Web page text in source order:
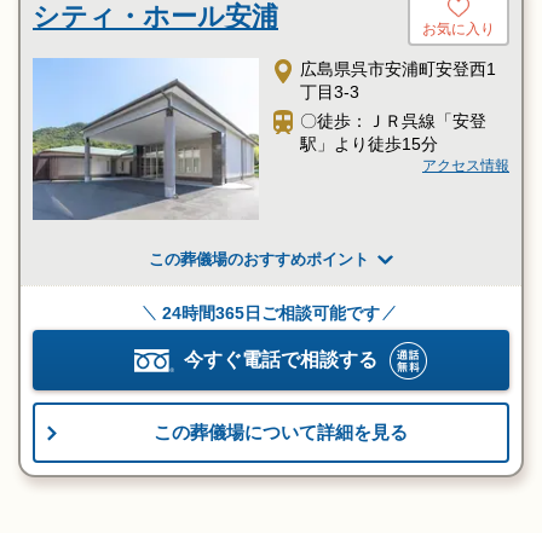
シティ・ホール安浦 お気に入り
広島県呉市安浦町安登西1
丁目3-3
〇徒歩：ＪＲ呉線「安登
駅」より徒歩15分
アクセス情報
この葬儀場のおすすめポイント
24時間365日ご相談可能です
今すぐ電話で相談する
この葬儀場について詳細を見る